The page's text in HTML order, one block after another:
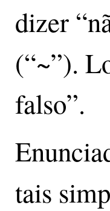
dizer
(“~”).
falso”.
tais